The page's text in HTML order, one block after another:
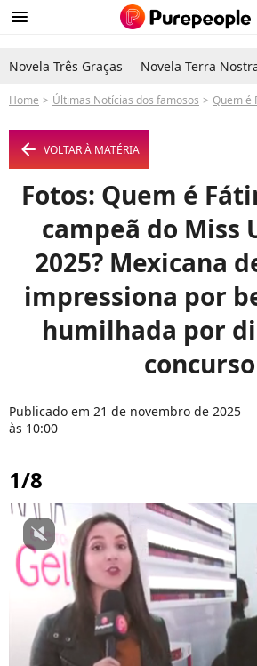
menu
Novela Três Graças Novela Terra
Home Últimas Notícias dos famosos Quem é Fátima Bosch, campeã
arrow_left VOLTAR À MATÉRIA
Fotos: Quem é
campeã do Miss
2025? Mexicana
impressiona por
humilhada por
concurso
Publicado em 21 de novembro de 2025
às 10:00
1/8